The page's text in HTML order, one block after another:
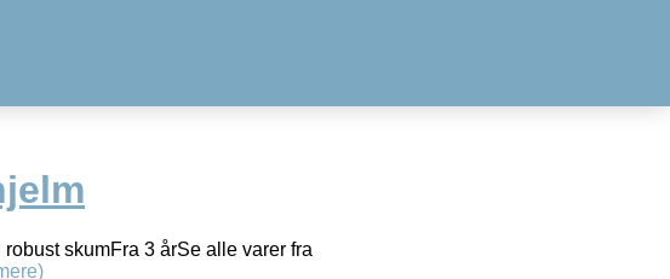
skumFra 3 årSe alle varer fra